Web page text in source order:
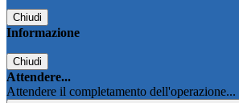
Chiudi
Informazione
Chiudi
Attendere...
Attendere il completamento dell'operazione...